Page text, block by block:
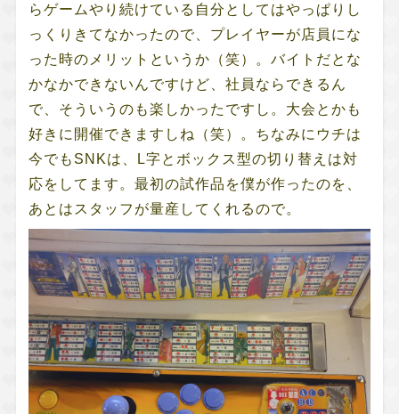
らゲームやり続けている自分としてはやっぱりし
っくりきてなかったので、プレイヤーが店員にな
った時のメリットというか（笑）。バイトだとな
かなかできないんですけど、社員ならできるん
で、そういうのも楽しかったですし。大会とかも
好きに開催できますしね（笑）。ちなみにウチは
今でもSNKは、L字とボックス型の切り替えは対
応をしてます。最初の試作品を僕が作ったのを、
あとはスタッフが量産してくれるので。